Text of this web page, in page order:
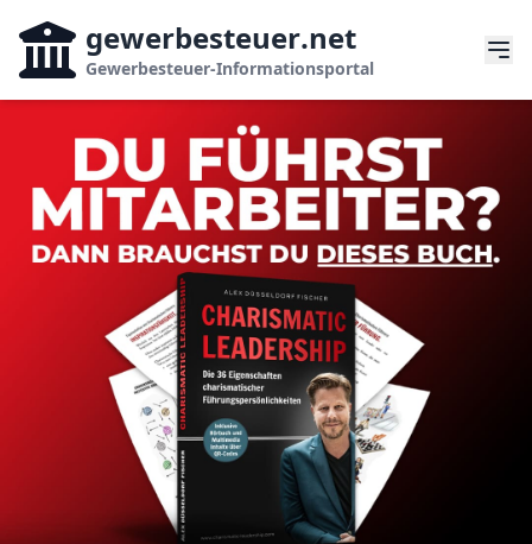
gewerbesteuer.net
Gewerbesteuer-Informationsportal